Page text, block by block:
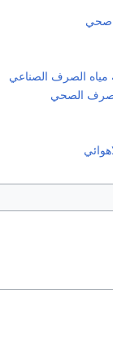
مياه الصرف الصناعي
الصحي